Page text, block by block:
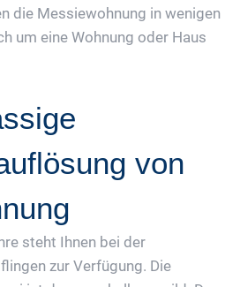
die Messiewohnung in wenigen
um eine Wohnung oder Haus
von
steht Ihnen bei der
zur Verfügung. Die